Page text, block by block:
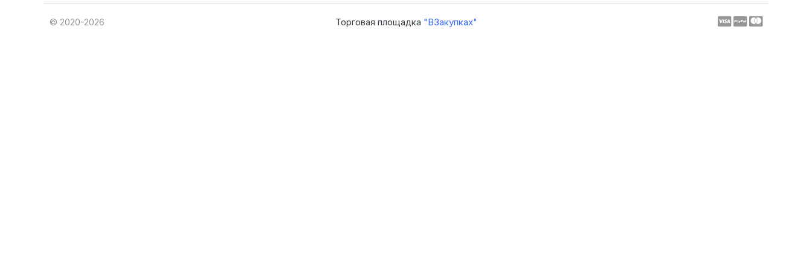
© 2020-2026 Торговая площадка "ВЗакупках"